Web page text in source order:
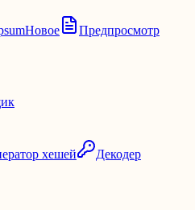
Новое
Предпросмотр
хешей
Декодер